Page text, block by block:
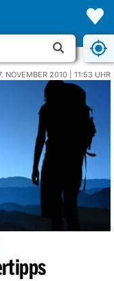
NOVEMBER 2010 | 11:53 UHR